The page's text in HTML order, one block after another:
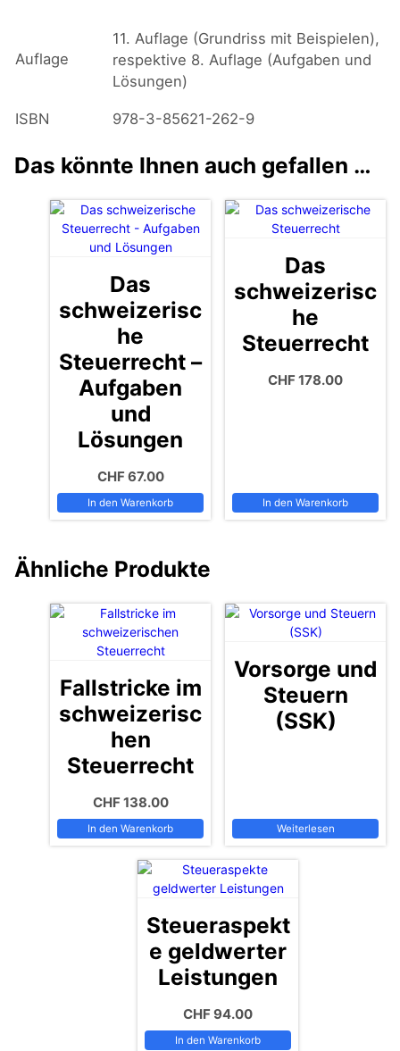
Auflage
11. Auflage (Grundriss mit Beispielen),
respektive 8. Auflage (Aufgaben und
Lösungen)
ISBN 978-3-85621-262-9
Das könnte Ihnen auch gefallen …
Das
schweizerisc
he
Steuerrecht –
Aufgaben
und
Lösungen
CHF67.00
In den Warenkorb
Das
schweizerisc
he
Steuerrecht
CHF178.00
In den Warenkorb
Ähnliche Produkte
Fallstricke im
schweizerisc
hen
Steuerrecht
CHF138.00
In den Warenkorb
Vorsorge und
Steuern
(SSK)
Weiterlesen
Steueraspekt
e geldwerter
Leistungen
CHF94.00
In den Warenkorb